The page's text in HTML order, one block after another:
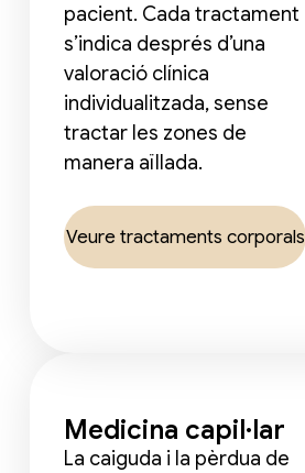
pacient. Cada tractament
s’indica després d’una
valoració clínica
individualitzada, sense
tractar les zones de
manera aïllada.
Veure tractaments corporals
Medicina capil·lar
La caiguda i la pèrdua de